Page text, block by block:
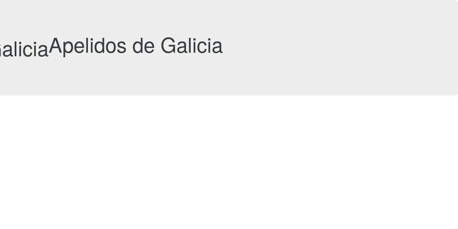
Apelidos de Galicia